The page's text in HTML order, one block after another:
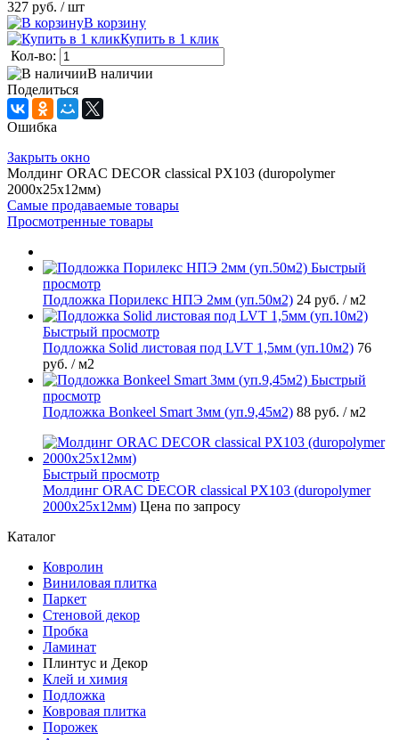
327 руб. / шт
В корзину
Купить в 1 клик
Кол-во:
В наличии
Поделиться
Ошибка
Закрыть окно
Молдинг ORAC DECOR classical PX103 (duropolymer
2000х25х12мм)
Самые продаваемые товары
Просмотренные товары
Быстрый
просмотр
Подложка Порилекс НПЭ 2мм (уп.50м2) 24 руб. / м2
Быстрый просмотр
Подложка Solid листовая под LVT 1,5мм (уп.10м2) 76
руб. / м2
Быстрый
просмотр
Подложка Bonkeel Smart 3мм (уп.9,45м2) 88 руб. / м2
Быстрый просмотр
Молдинг ORAC DECOR classical PX103 (duropolymer
2000х25х12мм) Цена по запросу
Каталог
Ковролин
Виниловая плитка
Паркет
Стеновой декор
Пробка
Ламинат
Плинтус и Декор
Клей и химия
Подложка
Ковровая плитка
Порожек